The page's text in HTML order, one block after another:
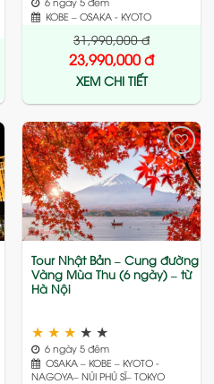
KOBE – OSAKA - KYOTO
31,990,000đ
23,990,000đ
XEM CHI TIẾT
Add
to
wishlist
Tour Nhật Bản – Cung đường
Vàng Mùa Thu (6 ngày) – từ
Hà Nội
★ ★ ★ ★ ★
6 ngày 5 đêm
OSAKA – KOBE – KYOTO -
NAGOYA– NÚI PHÚ SĨ– TOKYO